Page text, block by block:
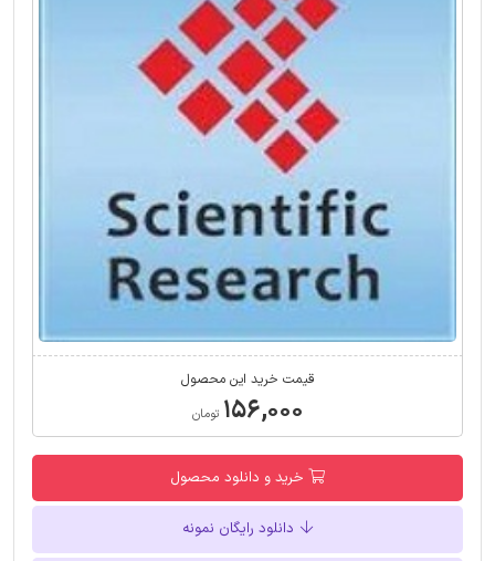
قیمت خرید این محصول
۱۵۶,۰۰۰ تومان
خرید و دانلود محصول
دانلود رایگان نمونه